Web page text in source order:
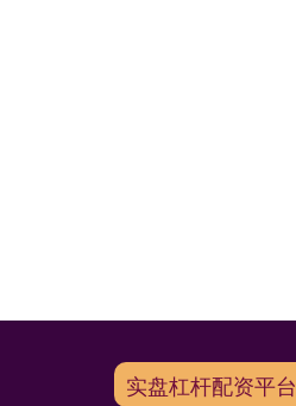
实盘杠杆配资平台